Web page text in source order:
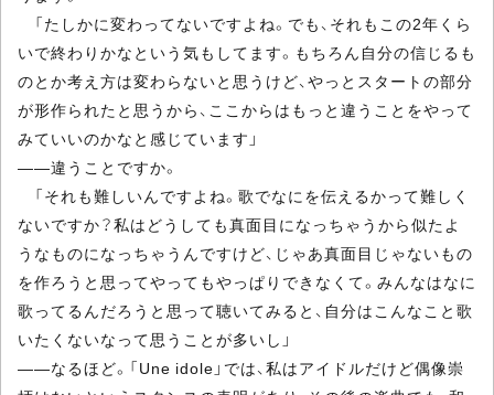
「たしかに変わってないですよね。でも、それもこの2年くら
いで終わりかなという気もしてます。もちろん自分の信じるも
のとか考え方は変わらないと思うけど、やっとスタートの部分
が形作られたと思うから、ここからはもっと違うことをやって
みていいのかなと感じています」
――違うことですか。
「それも難しいんですよね。歌でなにを伝えるかって難しく
ないですか？私はどうしても真面目になっちゃうから似たよ
うなものになっちゃうんですけど、じゃあ真面目じゃないもの
を作ろうと思ってやってもやっぱりできなくて。みんなはなに
歌ってるんだろうと思って聴いてみると、自分はこんなこと歌
いたくないなって思うことが多いし」
――なるほど。「Une idole」では、私はアイドルだけど偶像崇